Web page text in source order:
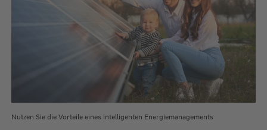
Nutzen Sie die Vorteile eines intelligenten Energiemanagements